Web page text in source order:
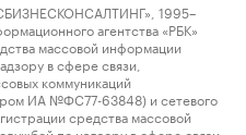
1995–
агентства «РБК»
массовой информации
в сфере связи,
коммуникаций
ИА №ФС77-63848) и сетевого
средства массовой